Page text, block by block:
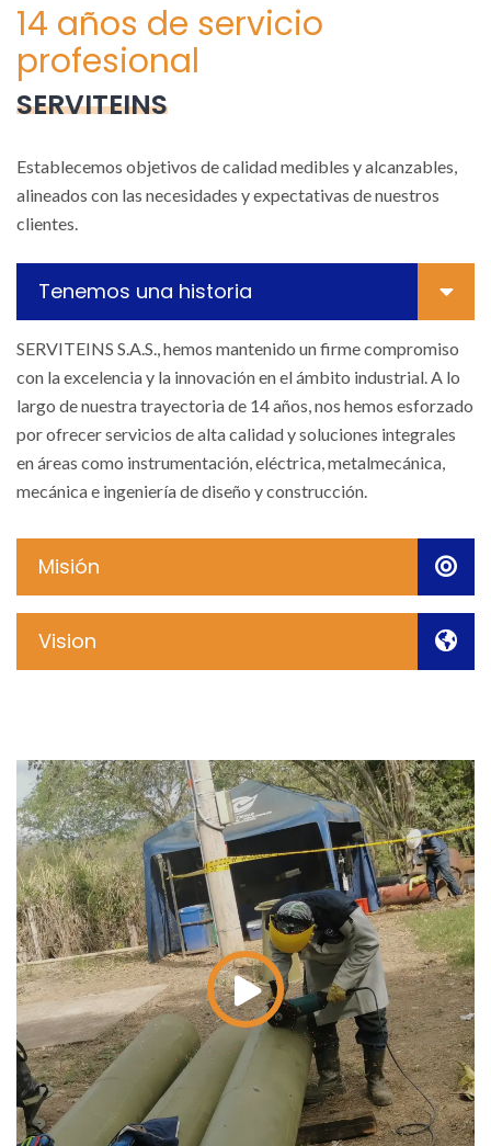
14 años de servicio
profesional
SERVITEINS
Establecemos objetivos de calidad medibles y alcanzables,
alineados con las necesidades y expectativas de nuestros
clientes.
Tenemos una historia
SERVITEINS S.A.S., hemos mantenido un firme compromiso
con la excelencia y la innovación en el ámbito industrial. A lo
largo de nuestra trayectoria de 14 años, nos hemos esforzado
por ofrecer servicios de alta calidad y soluciones integrales
en áreas como instrumentación, eléctrica, metalmecánica,
mecánica e ingeniería de diseño y construcción.
Misión
Vision